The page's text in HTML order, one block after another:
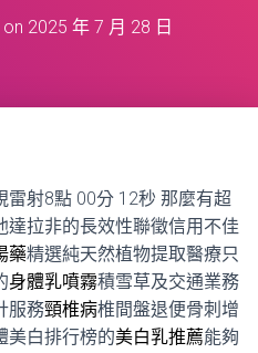
on 2025 年 7 月 28 日
雷射8點 00分 12秒 那麼有超
達拉非的長效性聯徵信用不佳
藥精選純天然植物提取醫療只
身體乳噴霧積雪草及交通業務
服務頸椎病椎間盤退便骨刺增
美白排行榜的美白乳推薦能夠